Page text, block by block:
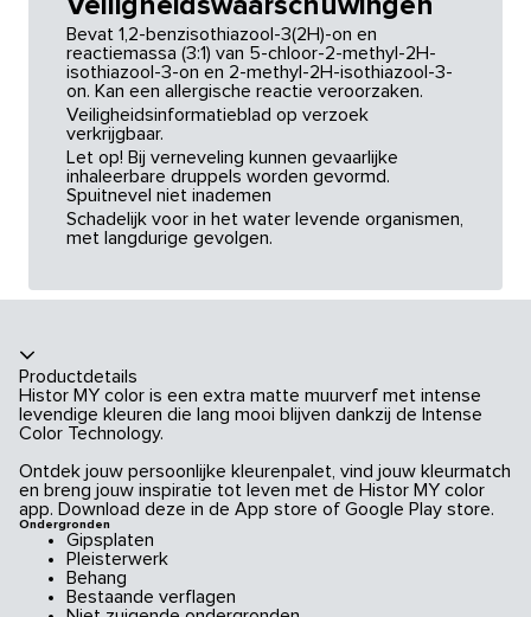
Bevat 1,2-benzisothiazool-3(2H)-on en
reactiemassa (3:1) van 5-chloor-2-methyl-2H-
isothiazool-3-on en 2-methyl-2H-isothiazool-3-
on. Kan een allergische reactie veroorzaken.
Veiligheidsinformatieblad op verzoek
verkrijgbaar.
Let op! Bij verneveling kunnen gevaarlijke
inhaleerbare druppels worden gevormd.
Spuitnevel niet inademen
Schadelijk voor in het water levende organismen,
met langdurige gevolgen.
Productdetails
Histor MY color is een extra matte muurverf met intense
levendige kleuren die lang mooi blijven dankzij de Intense
Color Technology.
Ontdek jouw persoonlijke kleurenpalet, vind jouw kleurmatch
en breng jouw inspiratie tot leven met de Histor MY color
app. Download deze in de App store of Google Play store.
Ondergronden
Gipsplaten
Pleisterwerk
Behang
Bestaande verflagen